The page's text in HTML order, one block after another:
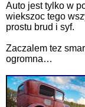
Auto jest tylko w
wiekszoc tego
prostu brud i syf.
Zaczalem tez
ogromna…